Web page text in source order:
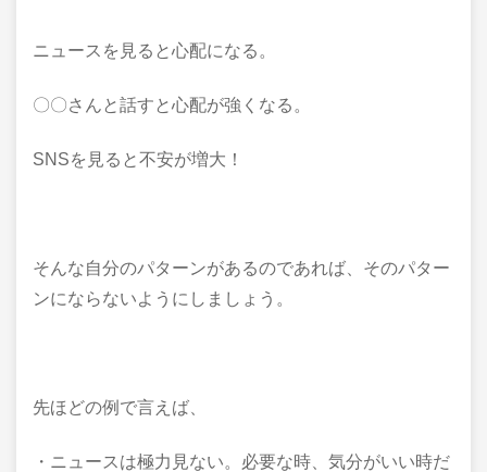
ニュースを見ると心配になる。
〇〇さんと話すと心配が強くなる。
SNSを見ると不安が増大！
そんな自分のパターンがあるのであれば、そのパター
ンにならないようにしましょう。
先ほどの例で言えば、
・ニュースは極力見ない。必要な時、気分がいい時だ